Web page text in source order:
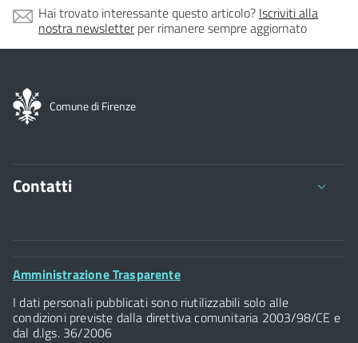
Hai trovato interessante questo articolo? Iscriviti alla
nostra newsletterper rimanere sempre aggiornato
Comune di Firenze
Contatti
Comune di Firenze
Palazzo Vecchio
Piazza della Signoria - 50122, Firenze
P.IVA 01307110484
Footer
Amministrazione Trasparente
I dati personali pubblicati sono riutilizzabili solo alle
condizioni previste dalla direttiva comunitaria 2003/98/CE e
dal d.lgs. 36/2006